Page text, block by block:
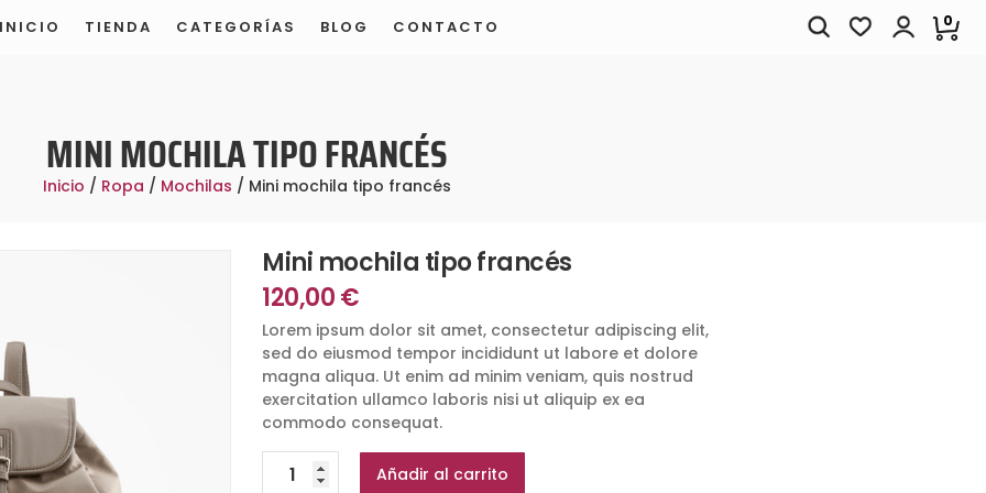
INICIO TIENDA CATEGORÍAS BLOG CONTACTO
MINI MOCHILA TIPO FRANCÉS
Inicio / Ropa / Mochilas / Mini mochila tipo francés
Mini mochila tipo francés
120,00€
Lorem ipsum dolor sit amet, consectetur adipiscing elit,
sed do eiusmod tempor incididunt ut labore et dolore
magna aliqua. Ut enim ad minim veniam, quis nostrud
exercitation ullamco laboris nisi ut aliquip ex ea
commodo consequat.
Mini
mochila
Añadir al carrito
0